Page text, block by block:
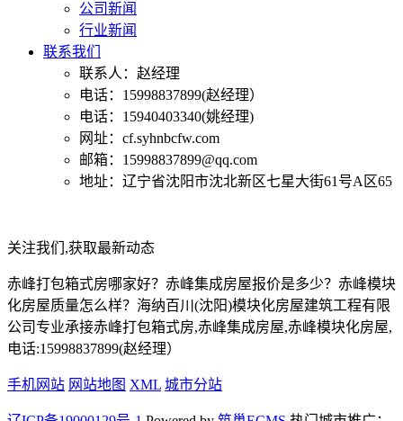
公司新闻
行业新闻
联系我们
联系人：赵经理
电话：15998837899(赵经理）
电话：15940403340(姚经理)
网址：cf.syhnbcfw.com
邮箱：15998837899@qq.com
地址：辽宁省沈阳市沈北新区七星大街61号A区65
关注我们,获取最新动态
赤峰打包箱式房哪家好？赤峰集成房屋报价是多少？赤峰模块
化房屋质量怎么样？海纳百川(沈阳)模块化房屋建筑工程有限
公司专业承接赤峰打包箱式房,赤峰集成房屋,赤峰模块化房屋,
电话:15998837899(赵经理）
手机网站 网站地图 XML 城市分站